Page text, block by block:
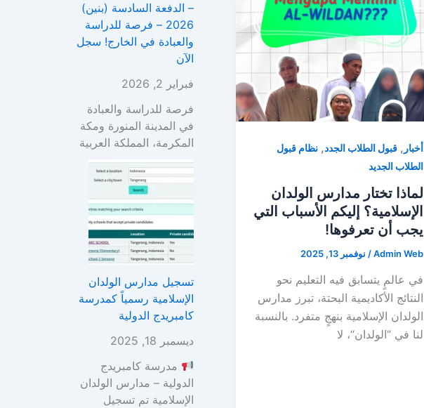
أخبار ,قبول الطلاب الجدد,نظام قبول
الطلاب الجديد
لماذا تختار مدارس الولدان
الإسلامية؟ إليكم الأسباب التي
يجب أن تعرفوها!
Admin Web
/ نوفمبر 13, 2025
في عالمٍ يتسابق فيه التعليم نحو
النتائج الأكاديمية البحتة، تبرز مدارس
الولدان الإسلامية بنهجٍ متفرد. بالنسبة
لنا في “الولدان“، لا
– الدفعة السادسة (بنين)
2026 – فرصة للدراسة
والعبادة في الخارج! سجل
الآن
فبراير 2, 2026
فرصة للدراسة والعبادة
في المدينة المنورة ومكة
المكرمة، المملكة العربية
تسجيل مدارس الولدان
الإسلامية رسمياً كمدرسة
كامبريدج الدولية
ديسمبر 18, 2025
مدرسة كامبريدج
الدولية – مدارس الولدان
الإسلامية تم تسجيل